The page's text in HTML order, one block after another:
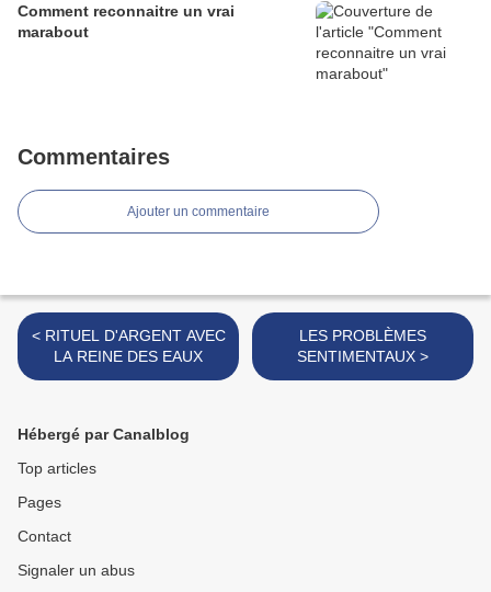
Comment reconnaitre un vrai
marabout
Commentaires
Ajouter un commentaire
< RITUEL D'ARGENT AVEC
LA REINE DES EAUX
LES PROBLÈMES
SENTIMENTAUX >
Hébergé par Canalblog
Top articles
Pages
Contact
Signaler un abus